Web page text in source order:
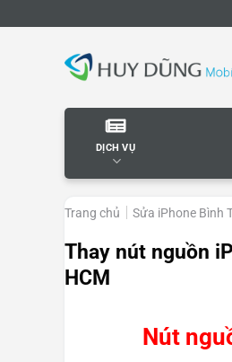
to
DỊCH VỤ
Trang chủ Sửa iPhone Bình
Thay nút nguồn
HCM
Nút